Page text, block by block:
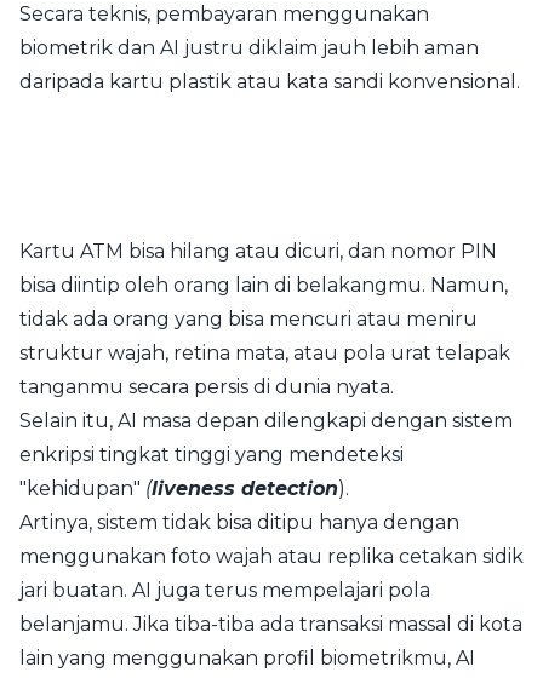
Secara teknis, pembayaran menggunakan
biometrik dan AI justru diklaim jauh lebih aman
daripada kartu plastik atau kata sandi konvensional.
Kartu ATM bisa hilang atau dicuri, dan nomor PIN
bisa diintip oleh orang lain di belakangmu. Namun,
tidak ada orang yang bisa mencuri atau meniru
struktur wajah, retina mata, atau pola urat telapak
tanganmu secara persis di dunia nyata.
Selain itu, AI masa depan dilengkapi dengan sistem
enkripsi tingkat tinggi yang mendeteksi
"kehidupan" (liveness detection).
Artinya, sistem tidak bisa ditipu hanya dengan
menggunakan foto wajah atau replika cetakan sidik
jari buatan. AI juga terus mempelajari pola
belanjamu. Jika tiba-tiba ada transaksi massal di kota
lain yang menggunakan profil biometrikmu, AI